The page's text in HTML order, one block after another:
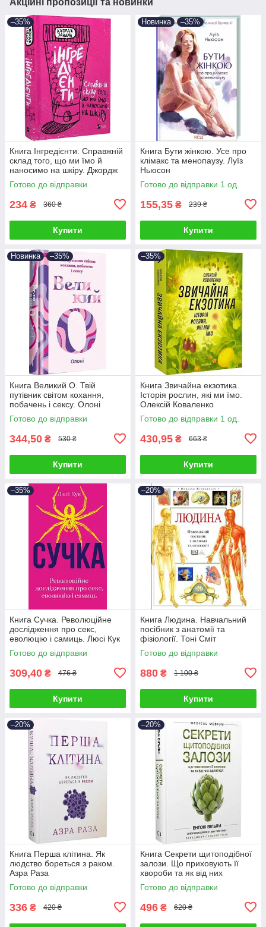
–35%
Книга Інгредієнти. Справжній
склад того, що ми їмо й
наносимо на шкіру. Джордж
Зайдан
Готово до відправки
234 ₴ 360 ₴
Купити
Новинка –35%
Книга Бути жінкою. Усе про
клімакс та менопаузу. Луїз
Ньюсон
Готово до відправки 1 од.
155,35 ₴ 239 ₴
Купити
Новинка –35%
Книга Великий О. Твій
путівник світом кохання,
побачень і сексу. Олоні
Готово до відправки
344,50 ₴ 530 ₴
Купити
–35%
Книга Звичайна екзотика.
Історія рослин, які ми їмо.
Олексій Коваленко
Готово до відправки 1 од.
430,95 ₴ 663 ₴
Купити
–35%
Книга Сучка. Революційне
дослідження про секс,
еволюцію і самиць. Люсі Кук
Готово до відправки
309,40 ₴ 476 ₴
Купити
–20%
Книга Людина. Навчальний
посібник з анатомії та
фізіології. Тоні Сміт
Готово до відправки
880 ₴ 1 100 ₴
Купити
–20%
Книга Перша клітина. Як
людство бореться з раком.
Азра Раза
Готово до відправки
336 ₴ 420 ₴
–20%
Книга Секрети щитоподібної
залози. Що приховують її
хвороби та як від них
зцілитися. Ентоні Вільям
Готово до відправки
496 ₴ 620 ₴